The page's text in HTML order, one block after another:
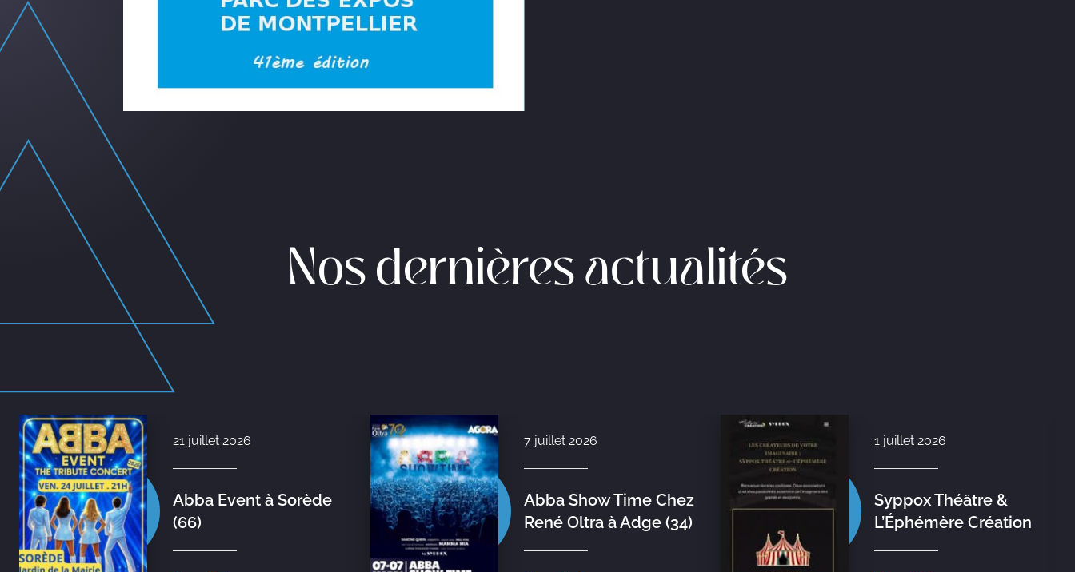
Nos dernières actualités
21 juillet 2026
Abba Event à Sorède
(66)
7 juillet 2026
Abba Show Time Chez
René Oltra à Adge (34)
1 juillet 2026
Syppox Théâtre &
L’Éphémère Création